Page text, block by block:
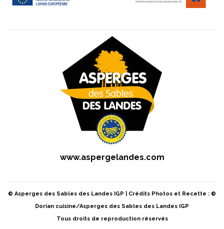
www.aspergelandes.com
© Asperges des Sables des Landes IGP | Crédits Photos et Recette : ©
Dorian cuisine/Asperges des Sables des Landes IGP
Tous droits de reproduction réservés